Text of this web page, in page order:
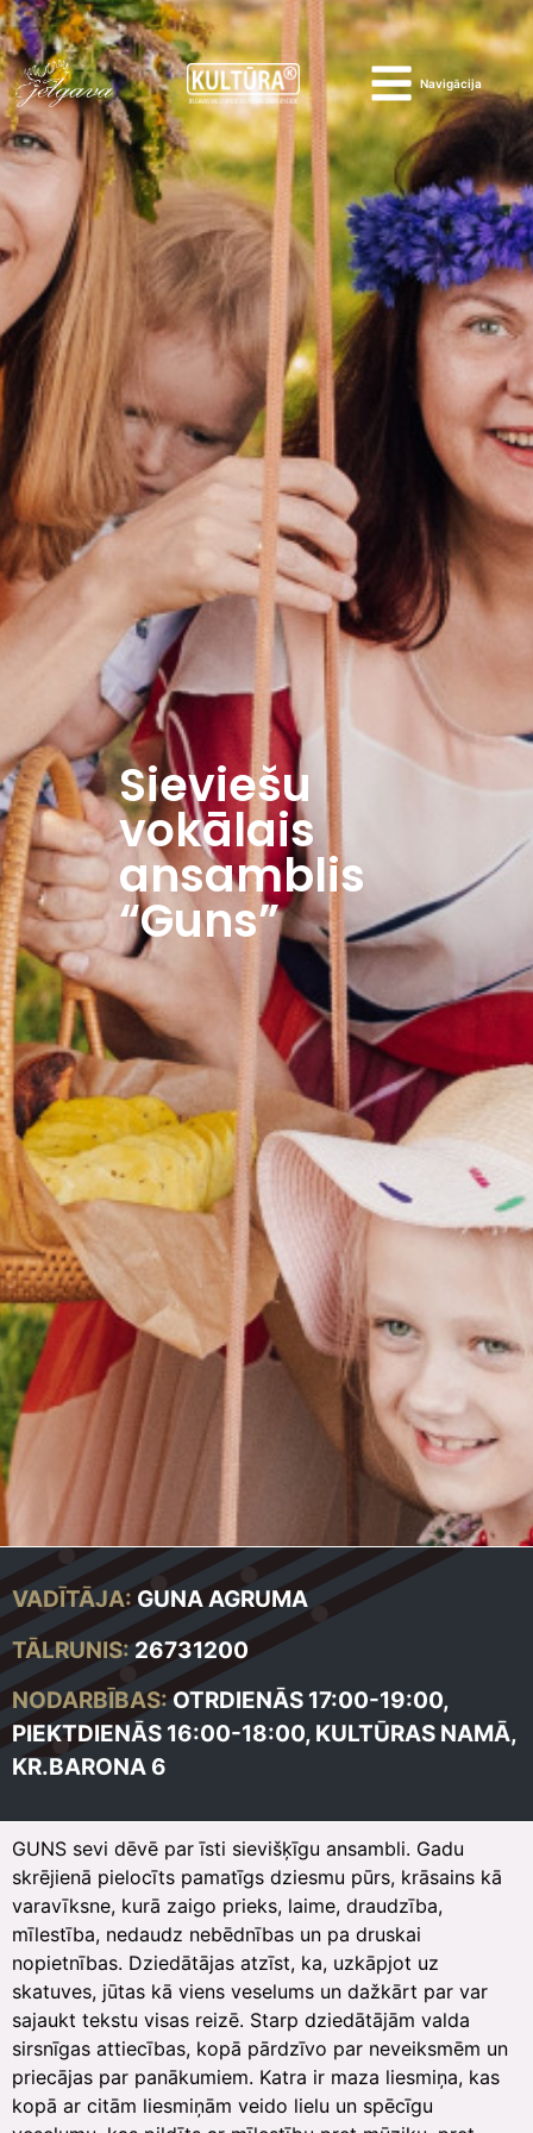
Navigācija
Sieviešu
vokālais
ansamblis
“Guns”
VADĪTĀJA:GUNA AGRUMA
TĀLRUNIS:26731200
NODARBĪBAS:OTRDIENĀS 17:00-19:00,
PIEKTDIENĀS 16:00-18:00, KULTŪRAS NAMĀ,
KR.BARONA 6
GUNS sevi dēvē par īsti sievišķīgu ansambli. Gadu
skrējienā pielocīts pamatīgs dziesmu pūrs, krāsains kā
varavīksne, kurā zaigo prieks, laime, draudzība,
mīlestība, nedaudz nebēdnības un pa druskai
nopietnības. Dziedātājas atzīst, ka, uzkāpjot uz
skatuves, jūtas kā viens veselums un dažkārt par var
sajaukt tekstu visas reizē. Starp dziedātājām valda
sirsnīgas attiecības, kopā pārdzīvo par neveiksmēm un
priecājas par panākumiem. Katra ir maza liesmiņa, kas
kopā ar citām liesmiņām veido lielu un spēcīgu